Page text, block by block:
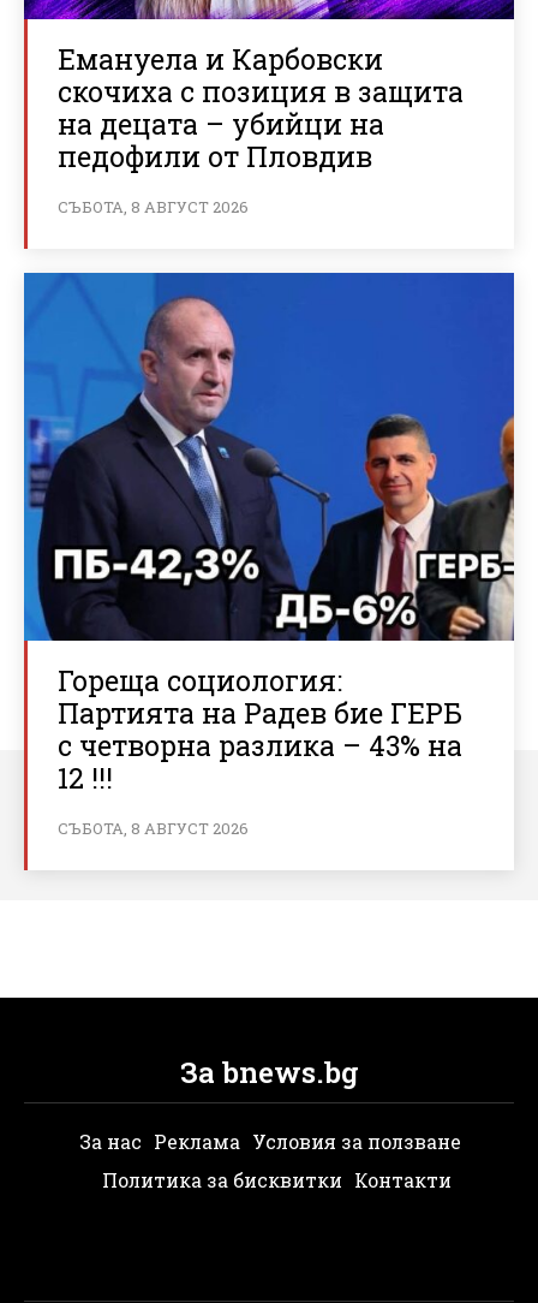
Емануела и Карбовски
скочиха с позиция в защита
на децата – убийци на
педофили от Пловдив
СЪБОТА, 8 АВГУСТ 2026
Гореща социология:
Партията на Радев бие ГЕРБ
с четворна разлика – 43% на
12 !!!
СЪБОТА, 8 АВГУСТ 2026
За bnews.bg
За нас Реклама Условия за ползване
Политика за бисквитки Контакти